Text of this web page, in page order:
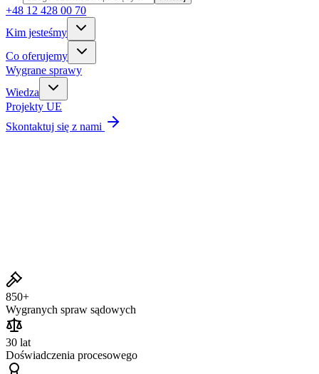
+48 12 428 00 70
Kim jesteśmy
Co oferujemy
Wygrane sprawy
Wiedza
Projekty UE
Skontaktuj się z nami
850+
Wygranych spraw sądowych
30 lat
Doświadczenia procesowego